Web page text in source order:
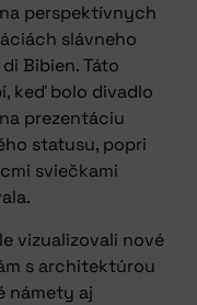
perspektívnych
slávneho
Bibien. Táto
keď bolo divadlo
prezentáciu
statusu, popri
sviečkami
vizualizovali nové
s architektúrou
námety aj